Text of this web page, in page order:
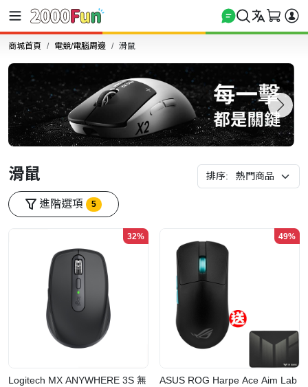
商城首頁 電競/電腦周邊 滑鼠
滑鼠 排序:
進階選項 5
32%
Logitech MX ANYWHERE 3S 無
49%
ASUS ROG Harpe Ace Aim Lab